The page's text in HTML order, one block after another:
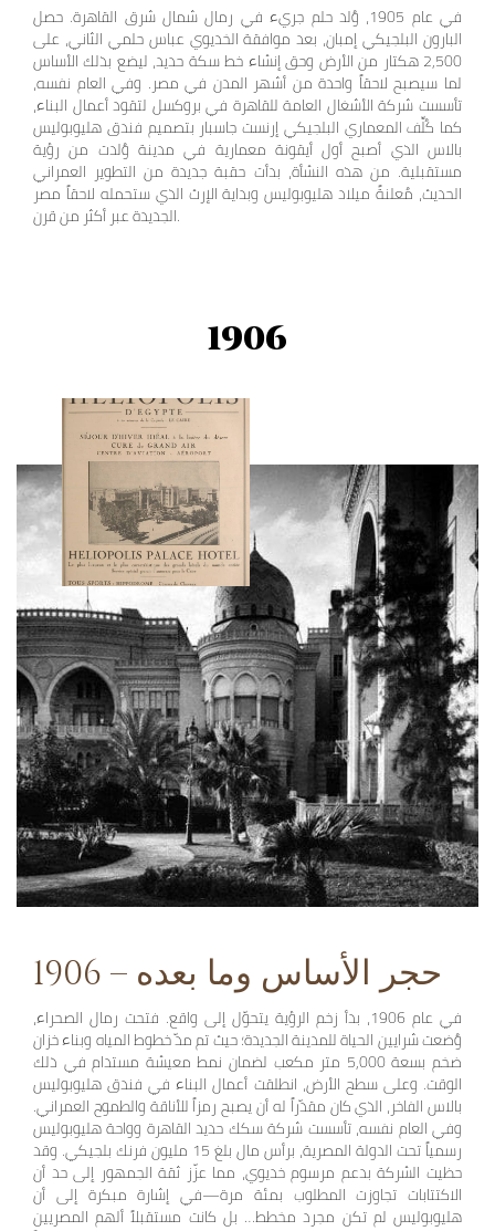
في عام 1905، وُلد حلم جريء في رمال شمال شرق القاهرة. حصل
البارون البلجيكي إمبان، بعد موافقة الخديوي عباس حلمي الثاني، على
2,500 هكتار من الأرض وحق إنشاء خط سكة حديد، ليضع بذلك الأساس
لما سيصبح لاحقاً واحدة من أشهر المدن في مصر. وفي العام نفسه،
تأسست شركة الأشغال العامة للقاهرة في بروكسل لتقود أعمال البناء،
كما كُلِّف المعماري البلجيكي إرنست جاسبار بتصميم فندق هليوبوليس
بالاس الذي أصبح أول أيقونة معمارية في مدينة وُلدت من رؤية
مستقبلية. من هذه النشأة، بدأت حقبة جديدة من التطوير العمراني
الحديث، مُعلنةً ميلاد هليوبوليس وبداية الإرث الذي ستحمله لاحقاً مصر
الجديدة عبر أكثر من قرن.
1906 – حجر الأساس وما بعده
في عام 1906، بدأ زخم الرؤية يتحوّل إلى واقع. فتحت رمال الصحراء،
وُضعت شرايين الحياة للمدينة الجديدة؛ حيث تم مدّ خطوط المياه وبناء خزان
ضخم بسعة 5,000 متر مكعب لضمان نمط معيشة مستدام في ذلك
الوقت. وعلى سطح الأرض، انطلقت أعمال البناء في فندق هليوبوليس
بالاس الفاخر، الذي كان مقدّراً له أن يصبح رمزاً للأناقة والطموح العمراني.
وفي العام نفسه، تأسست شركة سكك حديد القاهرة وواحة هليوبوليس
رسمياً تحت الدولة المصرية، برأس مال بلغ 15 مليون فرنك بلجيكي. وقد
حظيت الشركة بدعم مرسوم خديوي، مما عزّز ثقة الجمهور إلى حد أن
الاكتتابات تجاوزت المطلوب بمئة مرة—في إشارة مبكرة إلى أن
هليوبوليس لم تكن مجرد مخطط… بل كانت مستقبلاً ألهم المصريين
1906